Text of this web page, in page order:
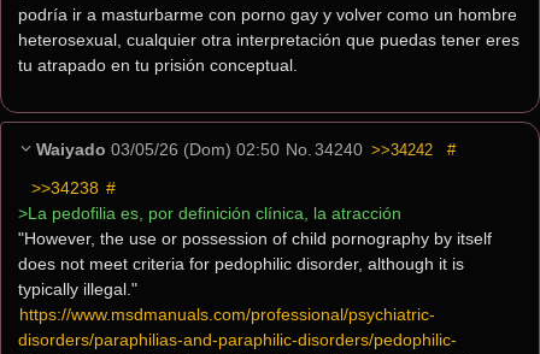
podría ir a masturbarme con porno gay y volver como un hombre
heterosexual, cualquier otra interpretación que puedas tener eres
tu atrapado en tu prisión conceptual.
Waiyado 03/05/26 (Dom) 02:50 No. 34240 >>34242 #
>>34238 #
>La pedofilia es, por definición clínica, la atracción
"However, the use or possession of child pornography by itself
does not meet criteria for pedophilic disorder, although it is
https://www.msdmanuals.com/professional/psychiatric-
disorders/paraphilias-and-paraphilic-disorders/pedophilic-